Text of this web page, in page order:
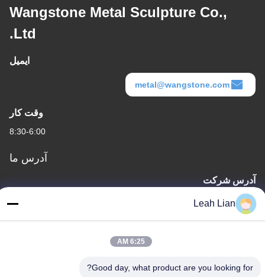
Wangstone Metal Sculpture Co.,
Ltd.
ایمیل
metal@wangstone.com
وقت کار
8:30-6:00
آدرس ما
آدرس شرکت
شماره ۷۲، جاده یونگ جون، روستای ووفنگ، شهر چونگوو، کوانژو،
Leah Lian
6:25 AM
Good day, what product are you looking for?